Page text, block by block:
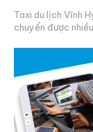
Taxi du lịch Vĩnh
chuyển được